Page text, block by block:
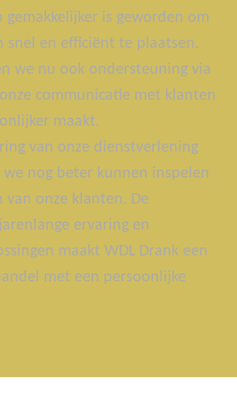
is geworden om
snel en efficiënt te plaatsen.
we nu ook ondersteuning via
communicatie met klanten
maakt.
van onze dienstverlening
nog beter kunnen inspelen
van onze klanten. De
ervaring en
maakt WDL Drank een
met een persoonlijke